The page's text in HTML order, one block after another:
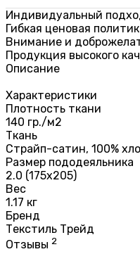
Индивидуальный
Гибкая ценовая
Внимание и
Продукция высокого
Описание
Характеристики
Плотность ткани
140 гр./м2
Ткань
Страйп-сатин, 100%
Размер пододеяльника
2.0 (175х205)
Вес
1.17 кг
Бренд
Текстиль Трейд
Отзывы 2